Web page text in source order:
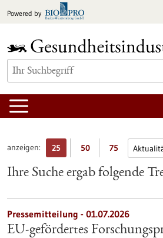
Inhalt
Powered by
anzeigen: 25 50 75
Ihre Suche ergab folgende
Pressemitteilung - 01.07.2026
EU-gefördertes